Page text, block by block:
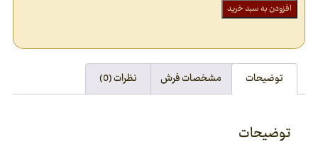
افزودن به سبد خرید
توضیحات مشخصات فرش نظرات (0)
توضیحات